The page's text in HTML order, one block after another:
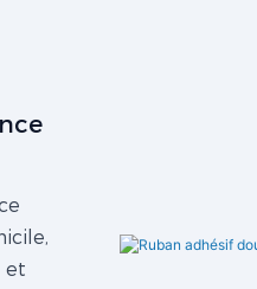
et